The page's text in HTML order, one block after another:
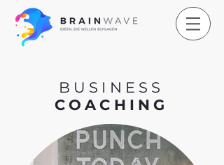
BUSINESS
COACHING